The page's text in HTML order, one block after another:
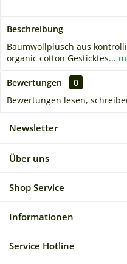
Beschreibung
Baumwollplüsch aus
organic cotton Gesticktes...
Bewertungen
0
Bewertungen lesen,
Newsletter
Über uns
Shop Service
Informationen
Service Hotline